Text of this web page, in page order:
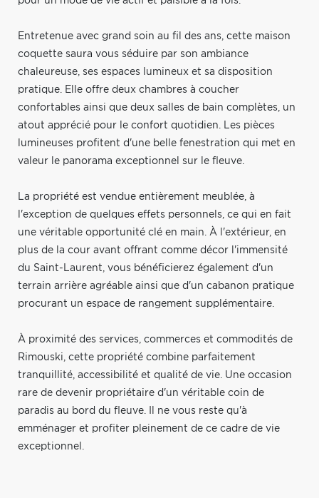
Entretenue avec grand soin au fil des ans, cette maison
coquette saura vous séduire par son ambiance
chaleureuse, ses espaces lumineux et sa disposition
pratique. Elle offre deux chambres à coucher
confortables ainsi que deux salles de bain complètes, un
atout apprécié pour le confort quotidien. Les pièces
lumineuses profitent d'une belle fenestration qui met en
valeur le panorama exceptionnel sur le fleuve.
La propriété est vendue entièrement meublée, à
l'exception de quelques effets personnels, ce qui en fait
une véritable opportunité clé en main. À l'extérieur, en
plus de la cour avant offrant comme décor l'immensité
du Saint-Laurent, vous bénéficierez également d'un
terrain arrière agréable ainsi que d'un cabanon pratique
procurant un espace de rangement supplémentaire.
À proximité des services, commerces et commodités de
Rimouski, cette propriété combine parfaitement
tranquillité, accessibilité et qualité de vie. Une occasion
rare de devenir propriétaire d'un véritable coin de
paradis au bord du fleuve. Il ne vous reste qu'à
emménager et profiter pleinement de ce cadre de vie
exceptionnel.